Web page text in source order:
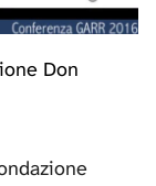
Don